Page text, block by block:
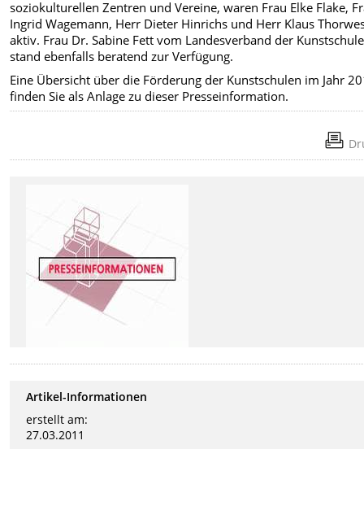
soziokulturellen Zentren und Vereine, waren Frau Elke Flake,
Ingrid Wagemann, Herr Dieter Hinrichs und Herr Klaus
aktiv. Frau Dr. Sabine Fett vom Landesverband der
stand ebenfalls beratend zur Verfügung.
Eine Übersicht über die Förderung der Kunstschulen im Jahr
finden Sie als Anlage zu dieser Presseinformation.
Artikel-Informationen
erstellt am:
27.03.2011